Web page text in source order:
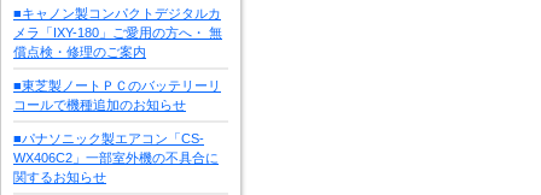
■キャノン製コンパクトデジタルカ
メラ「IXY-180」ご愛用の方へ・ 無
償点検・修理のご案内
■東芝製ノートＰＣのバッテリーリ
コールで機種追加のお知らせ
■パナソニック製エアコン「CS-
WX406C2」一部室外機の不具合に
関するお知らせ